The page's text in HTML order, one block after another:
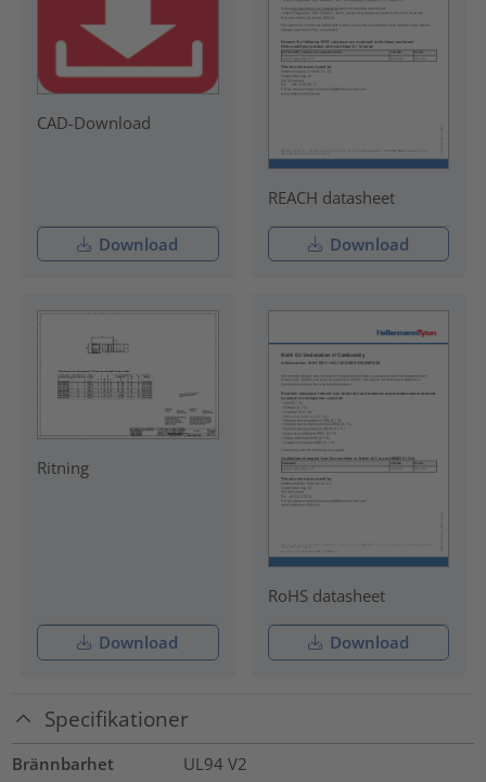
CAD-Download
Download
REACH datasheet
Download
Ritning
Download
RoHS datasheet
Download
Specifikationer
Brännbarhet UL94 V2